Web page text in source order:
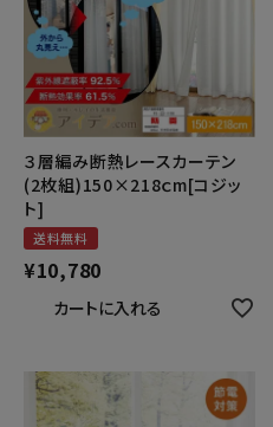
新商品
暑さ・紫外線対策グッズ
推し活グッズ
掃除グッズ
生活雑貨
ビューティー
ボディメイクグッズ
３層編み断熱レースカーテン
(2枚組)150×218ｃm[コジッ
ト]
送料無料
¥10,780
カートに入れる